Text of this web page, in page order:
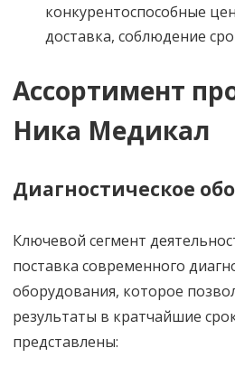
конкурентоспособные
доставка, соблюдение
Ассортимент
Ника Медикал
Диагностическое
Ключевой сегмент
поставка современного
оборудования, которое
результаты в кратчайшие
представлены: